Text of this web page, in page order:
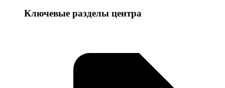
Ключевые разделы центра